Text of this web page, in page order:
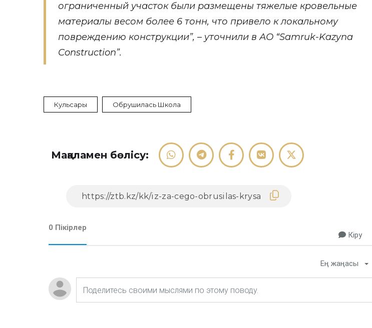
ограниченный участок были размещены тяжелые кровельные
материалы весом более 6 тонн, что привело к локальному
повреждению конструкции”, – уточнили в АО “Samruk-Kazyna
Construction”.
Кульсары Обрушилась Школа
Мақаламен бөлісу:
0 Пікірлер
Кіру
Ең жаңасы